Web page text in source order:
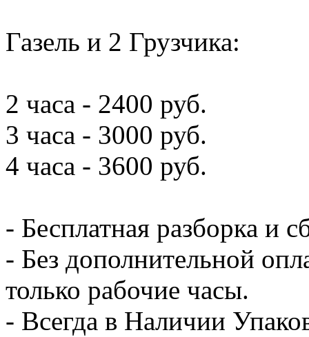
Газель и 2 Грузчика:
2 часа - 2400 руб.
3 часа - 3000 руб.
4 часа - 3600 руб.
- Бесплатная разборка и
- Без дополнительной
только рабочие часы.
- Всегда в Наличии